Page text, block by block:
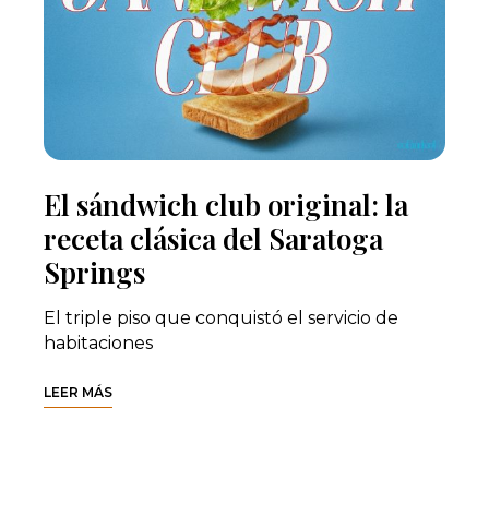
El sándwich club original: la
receta clásica del Saratoga
Springs
El triple piso que conquistó el servicio de
habitaciones
LEER MÁS